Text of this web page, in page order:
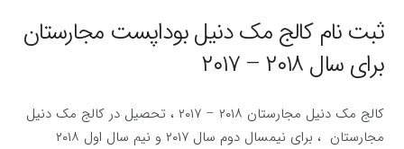
ثبت نام کالج مک دنیل بوداپست مجارستان
برای سال ۲۰۱۸ – ۲۰۱۷
کالج مک دنیل مجارستان ۲۰۱۸ – ۲۰۱۷ ، تحصیل در کالج مک دنیل
مجارستان ، برای نیمسال دوم سال ۲۰۱۷ و نیم سال اول ۲۰۱۸